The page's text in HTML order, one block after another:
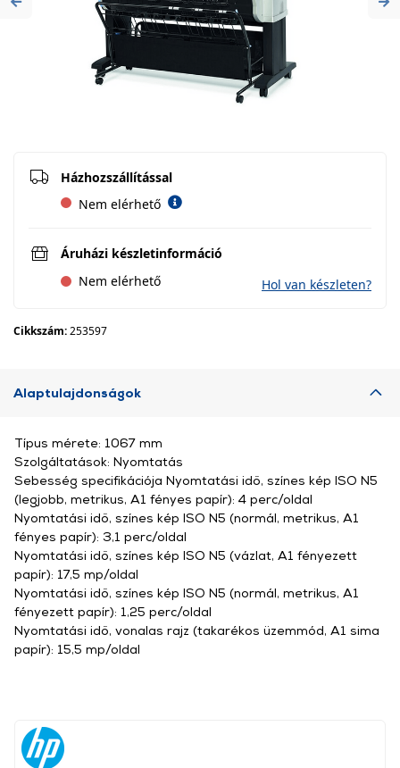
Previous
Házhozszállítással
Nem elérhető
Áruházi készletinformáció
Nem elérhető
Hol van készleten?
Cikkszám:253597
Alaptulajdonságok
Típus mérete: 1067 mm
Szolgáltatások: Nyomtatás
Sebesség specifikációja Nyomtatási idő, színes kép ISO N5
(legjobb, metrikus, A1 fényes papír): 4 perc/oldal
Nyomtatási idő, színes kép ISO N5 (normál, metrikus, A1
fényes papír): 3,1 perc/oldal
Nyomtatási idő, színes kép ISO N5 (vázlat, A1 fényezett
papír): 17,5 mp/oldal
Nyomtatási idő, színes kép ISO N5 (normál, metrikus, A1
fényezett papír): 1,25 perc/oldal
Nyomtatási idő, vonalas rajz (takarékos üzemmód, A1 sima
papír): 15,5 mp/oldal